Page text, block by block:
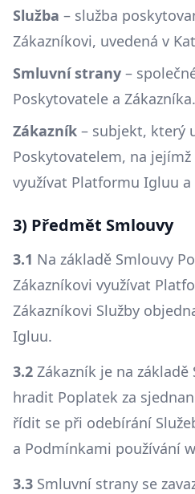
Služba – služba
Zákazníkovi, uvedená v
Smluvní strany –
Poskytovatele a Zákazníka.
Zákazník – subjekt, který
Poskytovatelem, na
využívat Platformu Igluu a
3) Předmět Smlouvy
3.1 Na základě Smlouvy
Zákazníkovi využívat
Zákazníkovi Služby
Igluu.
3.2 Zákazník je na
hradit Poplatek za
řídit se při odebírání
a Podmínkami používání
3.3 Smluvní strany se